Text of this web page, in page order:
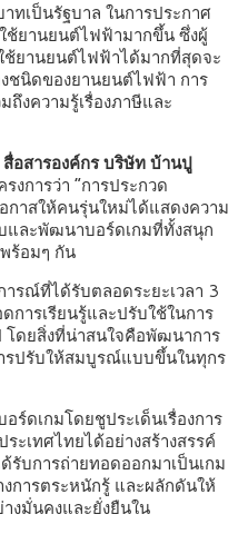
ทเป็นรัฐบาล ในการประกาศ
ช้ยานยนต์ไฟฟ้ามากขึ้น ซึ่งผู้
ช้ยานยนต์ไฟฟ้าได้มากที่สุดจะ
งชนิดของยานยนต์ไฟฟ้า การ
ถึงความรู้เรื่องภาษีและ
อสารองค์กร บริษัท บ้านปู
งการว่า “การประกวด
กาสให้คนรุ่นใหม่ได้แสดงความ
และพัฒนาบอร์ดเกมที่ทั้งสนุก
ร้อมๆ กัน
ารณ์ที่ได้รับตลอดระยะเวลา 3
การเรียนรู้และปรับใช้ในการ
โดยสิ่งที่น่าสนใจคือพัฒนาการ
รปรับให้สมบูรณ์แบบขึ้นในทุกร
ร์ดเกมโดยชูประเด็นเรื่องการ
เทศไทยได้อย่างสร้างสรรค์
รับการถ่ายทอดออกมาเป็นเกม
การตระหนักรู้ และผลักดันให้
งมั่นคงและยั่งยืนใน